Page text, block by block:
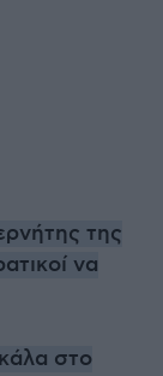
της
να
στο